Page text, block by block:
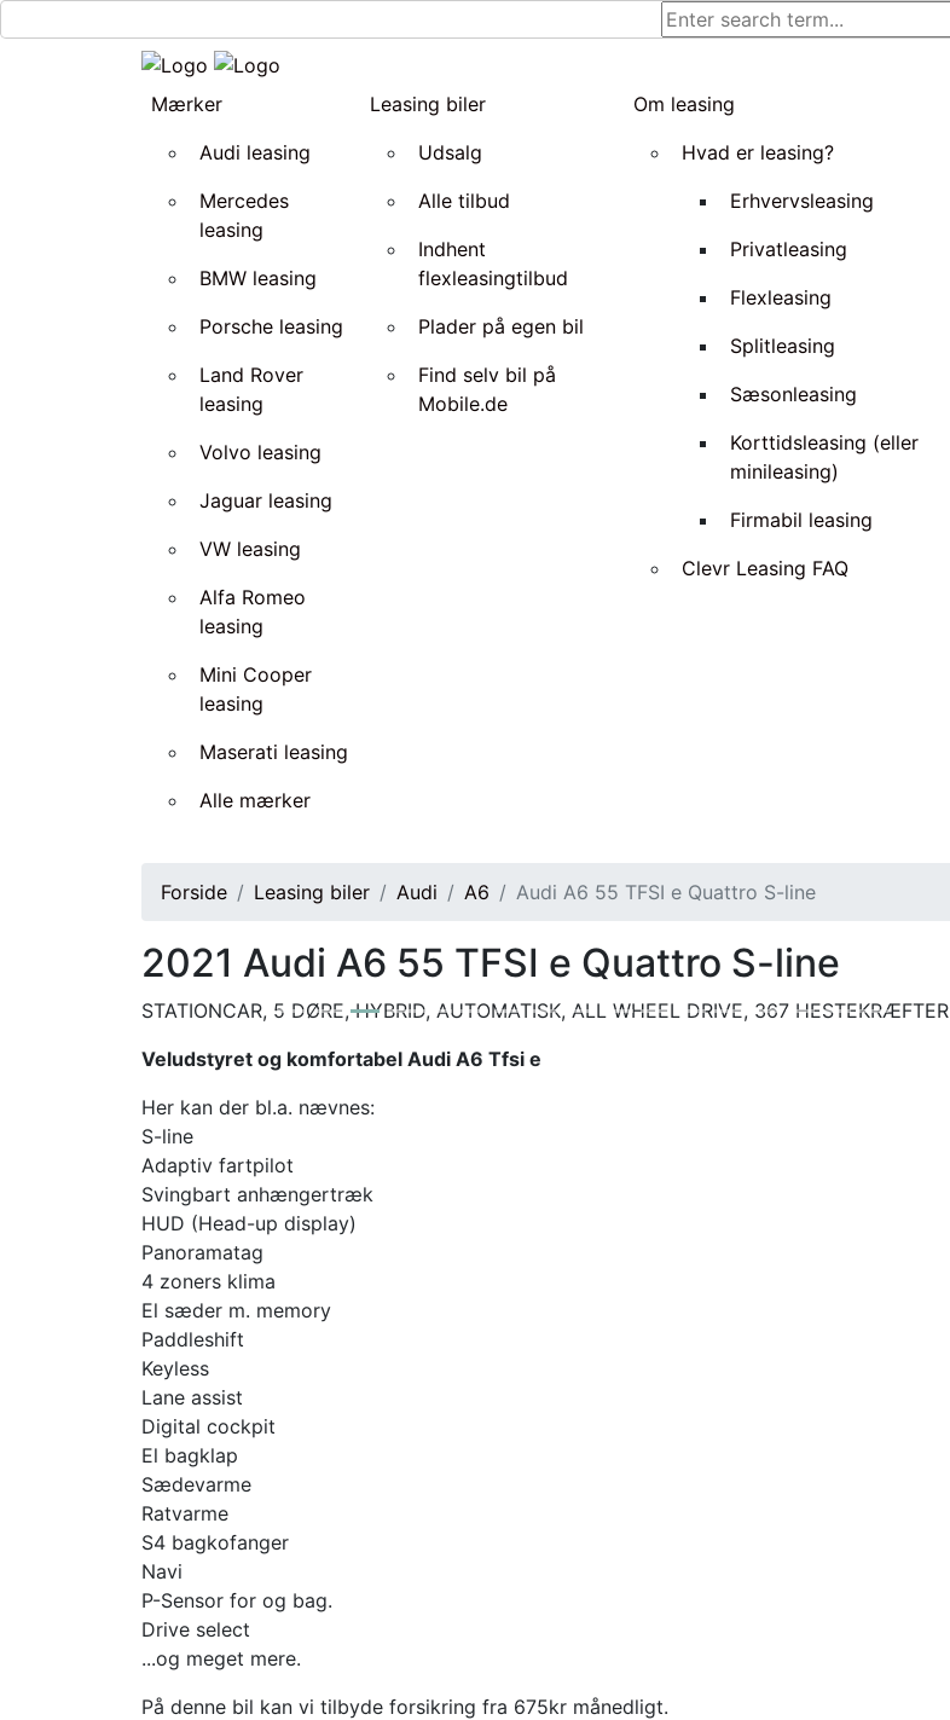
Mærker
Audi leasing
Mercedes
leasing
BMW leasing
Porsche leasing
Land Rover
leasing
Volvo leasing
Jaguar leasing
VW leasing
Alfa Romeo
leasing
Mini Cooper
leasing
Maserati leasing
Alle mærker
Leasing biler
Udsalg
Alle tilbud
Indhent
flexleasingtilbud
Plader på egen bil
Find selv bil på
Mobile.de
Om leasing
Hvad er leasing?
Erhvervsleasing
Privatleasing
Flexleasing
Splitleasing
Sæsonleasing
Korttidsleasing (eller
minileasing)
Firmabil leasing
Clevr Leasing FAQ
Forside Leasing biler Audi A6 Audi A6 55 TFSI e Quattro S-line
2021 Audi A6 55 TFSI e Quattro S-line
STATIONCAR, 5 DØRE, HYBRID, AUTOMATISK, ALL WHEEL DRIVE, 367 HESTEKRÆFTER
Veludstyret og komfortabel Audi A6 Tfsi e
Her kan der bl.a. nævnes:
S-line
Adaptiv fartpilot
Svingbart anhængertræk
HUD (Head-up display)
Panoramatag
4 zoners klima
El sæder m. memory
Paddleshift
Keyless
Lane assist
Digital cockpit
El bagklap
Sædevarme
Ratvarme
S4 bagkofanger
Navi
P-Sensor for og bag.
Drive select
...og meget mere.
På denne bil kan vi tilbyde forsikring fra 675kr månedligt.